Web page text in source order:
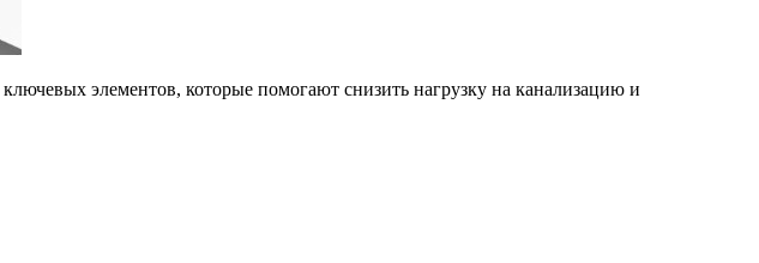
элементов, которые помогают снизить нагрузку на канализацию и